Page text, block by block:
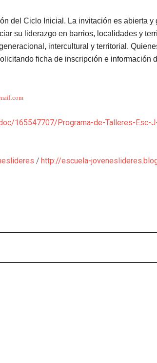
del Ciclo Inicial. La invitación es abierta y
su liderazgo en barrios, localidades y
intercultural y territorial.
ficha de inscripción e información
165547707/Programa-de-Talleres-Esc-
/ http://escuela-